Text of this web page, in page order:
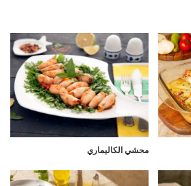
محشي الكاليماري